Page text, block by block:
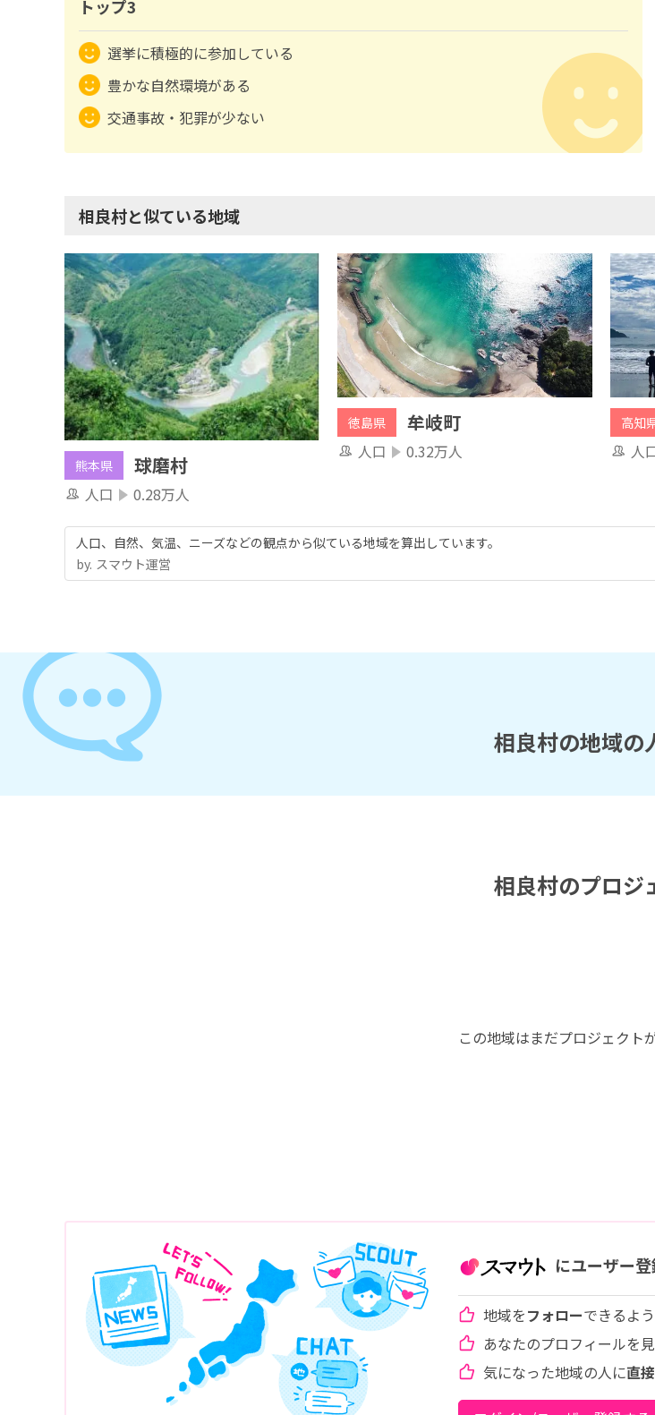
トップ3
選挙に積極的に参加している
豊かな自然環境がある
交通事故・犯罪が少ない
相良村と似ている地域
熊本県 球磨村
人口 0.28万人
徳島県 牟岐町
人口 0.32万人
高知
人
人口、自然、気温、ニーズなどの観点から似ている地域を算出しています。
by.︎ スマウト運営
相良村の地域の
相良村のプロジ
この地域はまだプロジェクト
にユーザー
地域をフォローできるよう
あなたのプロフィールを
気になった地域の人に直